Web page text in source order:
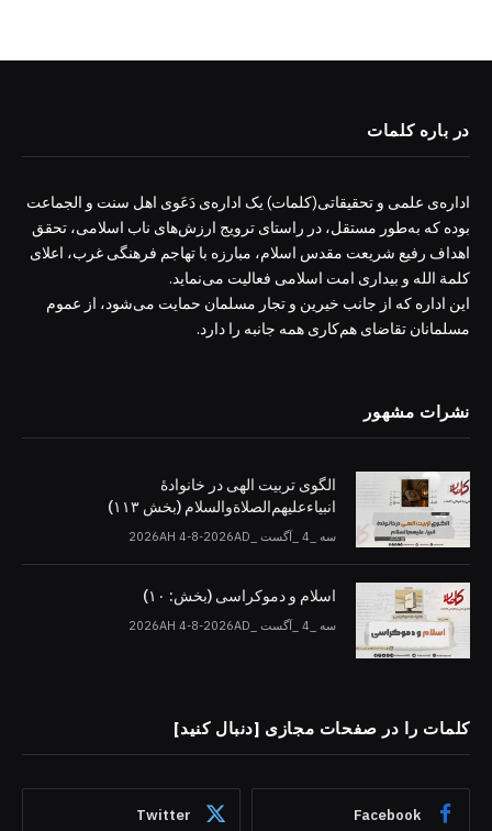
در باره کلمات
اداره‌ی علمی و تحقیقاتی(کلمات) یک اداره‌ی دَعَوی اهل سنت و الجماعت
بوده که به‌طور مستقل، در راستای ترویج ارزش‌های ناب اسلامی، تحقق
اهداف رفیع شریعت مقدس اسلام، مبارزه با تهاجم فرهنگی غرب، اعلای
کلمة الله و بیداری امت اسلامی فعالیت می‌نماید.
این اداره که از جانب خیرین و تجار مسلمان حمایت می‌شود، از عموم
مسلمانان تقاضای هم‌کاری همه جانبه را دارد.
نشرات مشهور
الگوی تربیت الهی در خانوادۀ
انبیاءعلیهم‌الصلاةو‌السلام (بخش ۱۱۳)
سه _4 _آگست _2026AH 4-8-2026AD
اسلام و دموکراسی (بخش: ۱۰)
سه _4 _آگست _2026AH 4-8-2026AD
کلمات را در صفحات مجازی [دنبال کنید]
Facebook
Twitter